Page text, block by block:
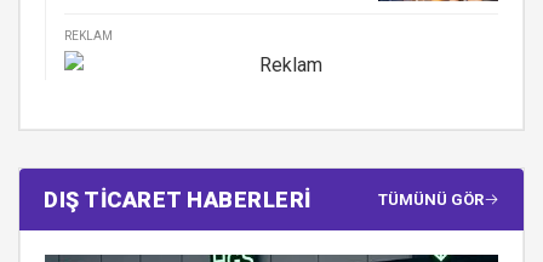
REKLAM
DIŞ TİCARET HABERLERİ TÜMÜNÜ GÖR